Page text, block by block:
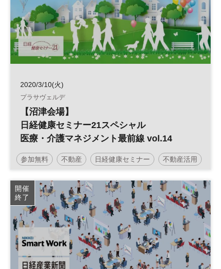
2020/3/10(火)
プラサヴェルデ
【沼津会場】
日経健康セミナー21スペシャル
医療・介護マネジメント最前線 vol.14
参加無料 不動産 日経健康セミナー 不動産活用
医療経営戦略
診療報酬
開催
終了